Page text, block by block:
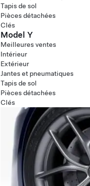
Tapis de sol
Pièces détachées
Clés
Model Y
Meilleures ventes
Intérieur
Extérieur
Jantes et pneumatiques
Tapis de sol
Pièces détachées
Clés